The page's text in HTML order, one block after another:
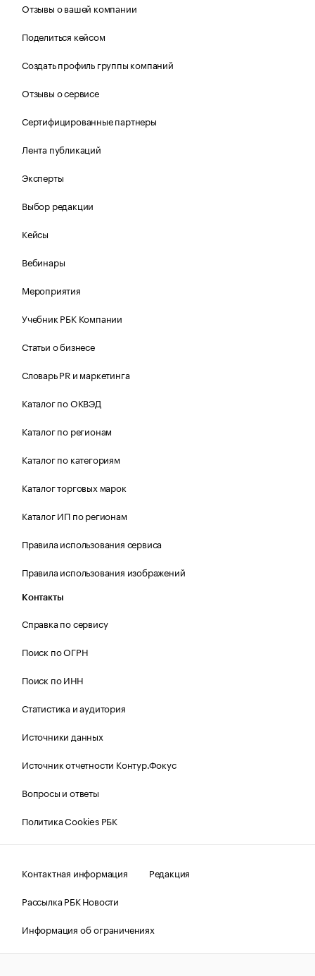
Отзывы о вашей компании
Поделиться кейсом
Создать профиль группы компаний
Отзывы о сервисе
Сертифицированные партнеры
Лента публикаций
Эксперты
Выбор редакции
Кейсы
Вебинары
Мероприятия
Учебник РБК Компании
Статьи о бизнесе
Словарь PR и маркетинга
Каталог по ОКВЭД
Каталог по регионам
Каталог по категориям
Каталог торговых марок
Каталог ИП по регионам
Правила использования сервиса
Правила использования изображений
Контакты
Справка по сервису
Поиск по ОГРН
Поиск по ИНН
Статистика и аудитория
Источники данных
Источник отчетности Контур.Фокус
Вопросы и ответы
Политика Cookies РБК
Контактная информация
Редакция
Рассылка РБК Новости
Информация об ограничениях
Правовая информация
О соблюдении авторских прав